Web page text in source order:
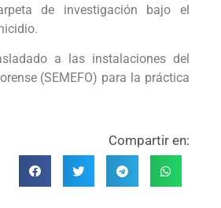
de investigación bajo el
a las instalaciones del
(SEMEFO) para la práctica
Compartir en: